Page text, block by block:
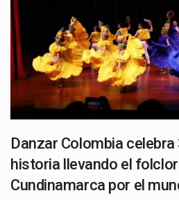
Danzar Colombia
historia llevando el
Cundinamarca por el